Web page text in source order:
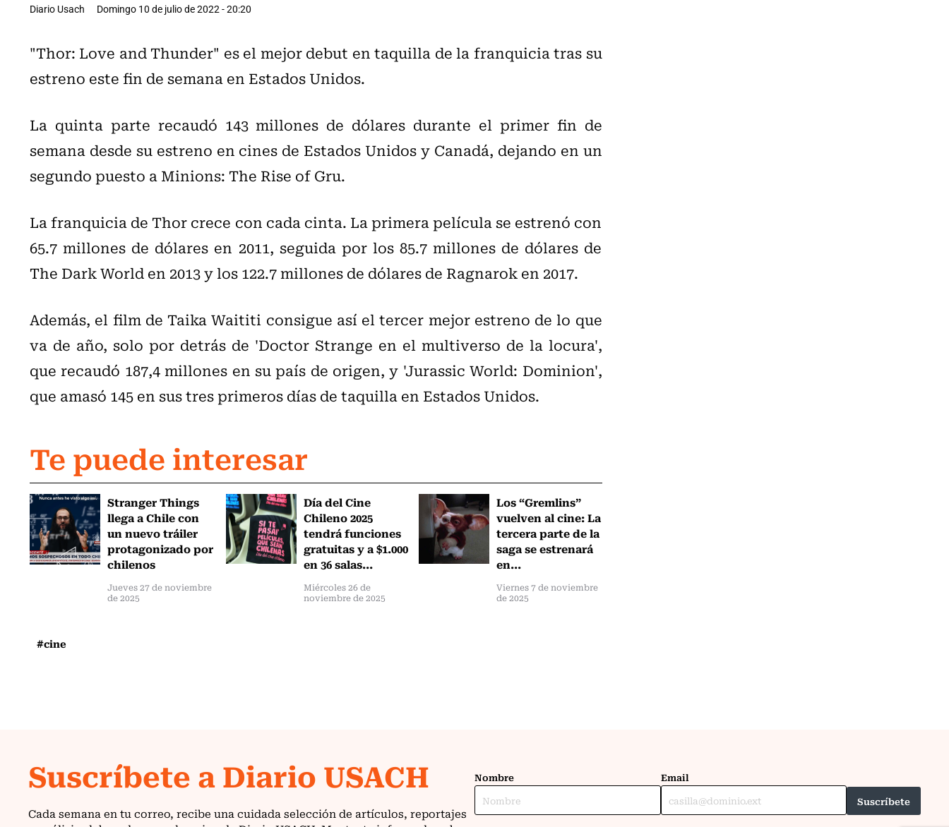
Diario Usach Domingo 10 de julio de 2022 - 20:20
"Thor: Love and Thunder" es el mejor debut en taquilla de la franquicia tras su
estreno este fin de semana en Estados Unidos.
La quinta parte recaudó 143 millones de dólares durante el primer fin de
semana desde su estreno en cines de Estados Unidos y Canadá, dejando en un
segundo puesto a Minions: The Rise of Gru.
La franquicia de Thor crece con cada cinta. La primera película se estrenó con
65.7 millones de dólares en 2011, seguida por los 85.7 millones de dólares de
The Dark World en 2013 y los 122.7 millones de dólares de Ragnarok en 2017.
Además, el film de Taika Waititi consigue así el tercer mejor estreno de lo que
va de año, solo por detrás de 'Doctor Strange en el multiverso de la locura',
que recaudó 187,4 millones en su país de origen, y 'Jurassic World: Dominion',
que amasó 145 en sus tres primeros días de taquilla en Estados Unidos.
Te puede interesar
Stranger Things
llega a Chile con
un nuevo tráiler
protagonizado por
chilenos
Jueves 27 de noviembre
de 2025
Día del Cine
Chileno 2025
tendrá funciones
gratuitas y a $1.000
en 36 salas...
Miércoles 26 de
noviembre de 2025
Los “Gremlins”
vuelven al cine: La
tercera parte de la
saga se estrenará
en...
Viernes 7 de noviembre
de 2025
#cine